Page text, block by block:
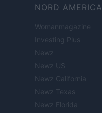
NORD AMERICA
Womanmagazine
Investing Plus
Newz
Newz US
Newz California
Newz Texas
Newz Florida